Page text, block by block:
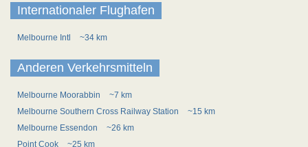
Internationaler Flughafen
Melbourne Intl ~34 km
Anderen Verkehrsmitteln
Melbourne Moorabbin
~7 km
Melbourne Southern Cross Railway Station
~15 km
Melbourne Essendon
~26 km
Point Cook
~25 km